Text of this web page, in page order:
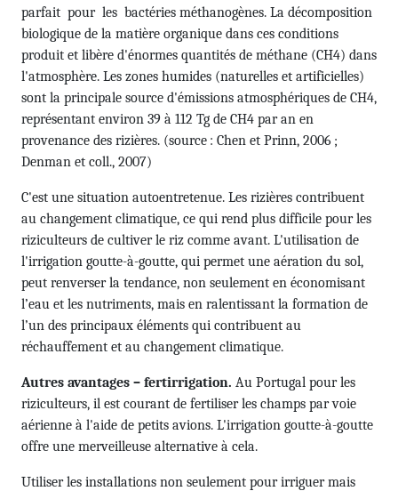
parfait pour les bactéries méthanogènes. La décomposition
biologique de la matière organique dans ces conditions
produit et libère d'énormes quantités de méthane (CH4) dans
l'atmosphère. Les zones humides (naturelles et artificielles)
sont la principale source d'émissions atmosphériques de CH4,
représentant environ 39 à 112 Tg de CH4 par an en
provenance des rizières. (source : Chen et Prinn, 2006 ;
Denman et coll., 2007)
C'est une situation autoentretenue. Les rizières contribuent
au changement climatique, ce qui rend plus difficile pour les
riziculteurs de cultiver le riz comme avant. L'utilisation de
l'irrigation goutte-à-goutte, qui permet une aération du sol,
peut renverser la tendance, non seulement en économisant
l’eau et les nutriments, mais en ralentissant la formation de
l’un des principaux éléments qui contribuent au
réchauffement et au changement climatique.
Autres avantages – fertirrigation. Au Portugal pour les
riziculteurs, il est courant de fertiliser les champs par voie
aérienne à l'aide de petits avions. L'irrigation goutte-à-goutte
offre une merveilleuse alternative à cela.
Utiliser les installations non seulement pour irriguer mais